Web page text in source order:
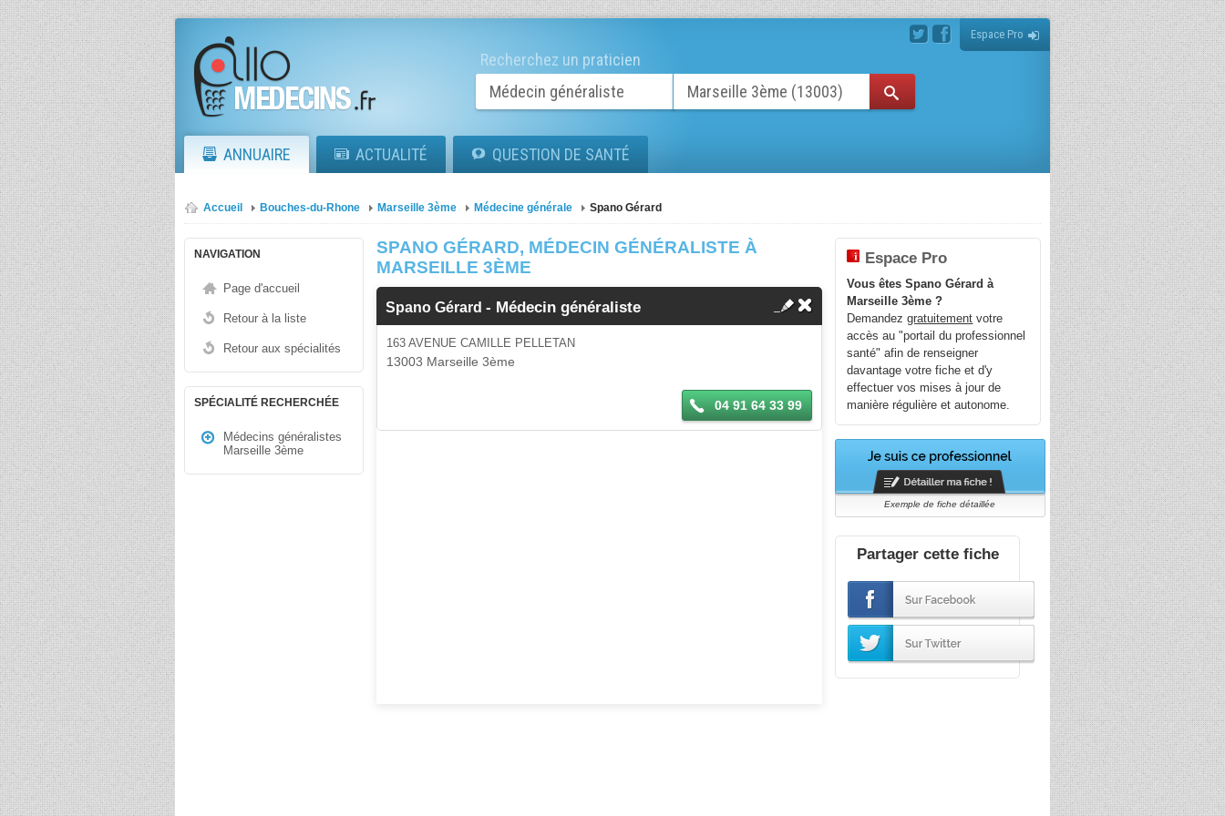
Espace Pro
Recherchez un praticien
ANNUAIRE ACTUALITÉ QUESTION DE SANTÉ
Accueil Bouches-du-Rhone Marseille 3ème Médecine générale Spano Gérard
NAVIGATION
Page d'accueil
Retour à la liste
Retour aux spécialités
SPÉCIALITÉ RECHERCHÉE
Médecins généralistes
Marseille 3ème
SPANO GÉRARD, MÉDECIN GÉNÉRALISTE À
MARSEILLE 3ÈME
Spano Gérard- Médecin généraliste
163 AVENUE CAMILLE PELLETAN
13003 Marseille 3ème
04 91 64 33 99
Espace Pro
Vous êtes Spano Gérard à
Marseille 3ème ?
Demandezgratuitement votre
accès au "portail du professionnel
santé" afin de renseigner
davantage votre fiche et d'y
effectuer vos mises à jour de
manière régulière et autonome.
Exemple de fiche détaillée
Partager cette fiche